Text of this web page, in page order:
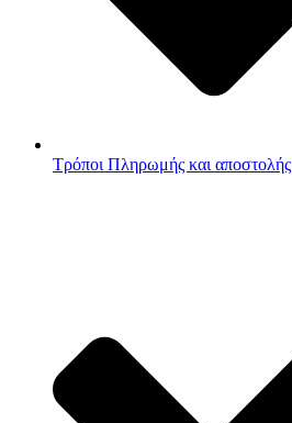
Τρόποι Πληρωμής και αποστολής